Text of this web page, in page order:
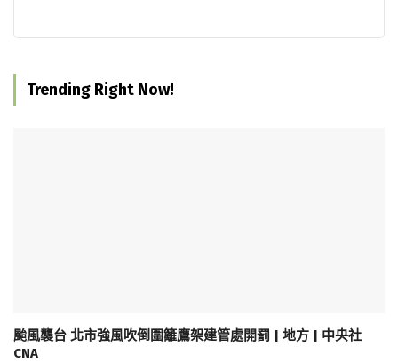
Trending Right Now!
颱風襲台 北市強風吹倒圍籬鷹架建管處開罰 | 地方 | 中央社
CNA